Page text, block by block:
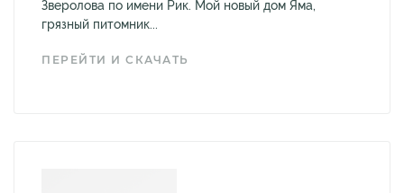
Зверолова по имени Рик. Мой новый дом Яма,
грязный питомник...
ПЕРЕЙТИ И СКАЧАТЬ